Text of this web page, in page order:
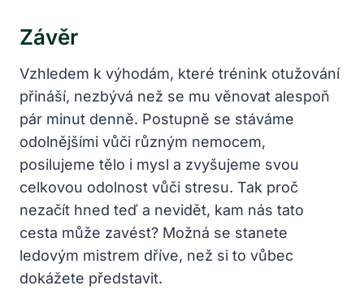
Závěr
Vzhledem k výhodám, které trénink otužování
přináší, nezbývá než se mu věnovat alespoň
pár minut denně. Postupně se stáváme
odolnějšími vůči různým nemocem,
posilujeme tělo i mysl a zvyšujeme svou
celkovou odolnost vůči stresu. Tak proč
nezačít hned teď a nevidět, kam nás tato
cesta může zavést? Možná se stanete
ledovým mistrem dříve, než si to vůbec
dokážete představit.